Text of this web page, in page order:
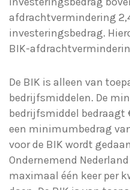
afdrachtvermindering
investeringsbedrag.
BIK-
De BIK is alleen van
bedrijfsmiddelen. De
bedrijfsmiddel bedraagt
een minimumbedrag
voor de BIK wordt
Ondernemend
maximaal één keer per